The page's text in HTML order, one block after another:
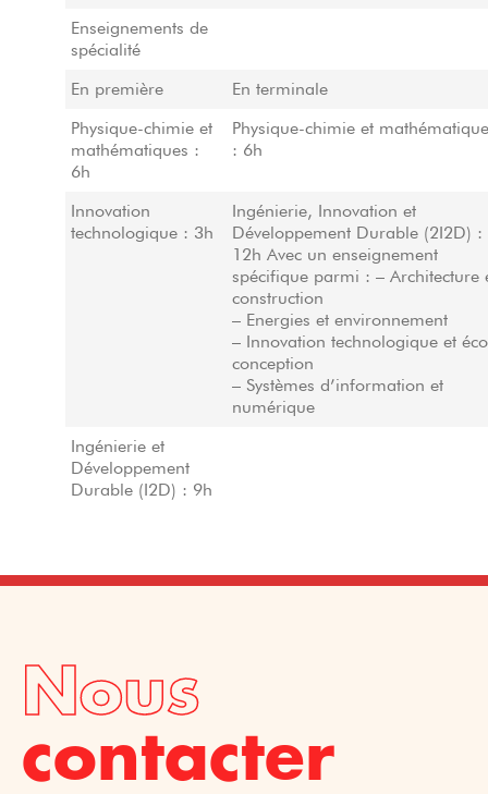
Enseignements de
spécialité
En première
En terminale
Physique-chimie et
mathématiques :
6h
Physique-chimie et
: 6h
Innovation
technologique : 3h
Ingénierie, Innovation et
Développement Durable (2I2D) :
12h Avec un enseignement
spécifique parmi : – Architecture
construction
– Energies et environnement
– Innovation technologique et
conception
– Systèmes d’information et
numérique
Ingénierie et
Développement
Durable (I2D) : 9h
Nous
contacter